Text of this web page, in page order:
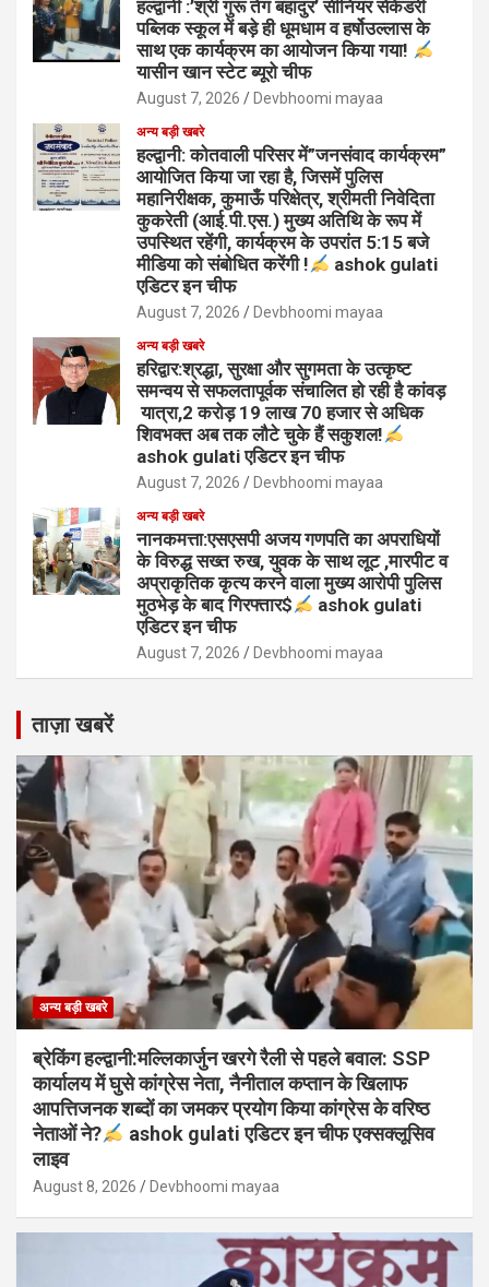
हल्द्वानी :’श्री गुरू तेग बहादुर’ सीनियर सेकेंडरी
पब्लिक स्कूल में बड़े ही धूमधाम व हर्षोउल्लास के
साथ एक कार्यक्रम का आयोजन किया गया!
यासीन खान स्टेट ब्यूरो चीफ
August 7, 2026 Devbhoomi mayaa
अन्य बड़ी खबरे
हल्द्वानी: कोतवाली परिसर में”जनसंवाद कार्यक्रम”
आयोजित किया जा रहा है, जिसमें पुलिस
महानिरीक्षक, कुमाऊँ परिक्षेत्र, श्रीमती निवेदिता
कुकरेती (आई.पी.एस.) मुख्य अतिथि के रूप में
उपस्थित रहेंगी, कार्यक्रम के उपरांत 5:15 बजे
मीडिया को संबोधित करेंगी !
ashok gulati
एडिटर इन चीफ
August 7, 2026 Devbhoomi mayaa
अन्य बड़ी खबरे
हरिद्वार:श्रद्धा, सुरक्षा और सुगमता के उत्कृष्ट
समन्वय से सफलतापूर्वक संचालित हो रही है कांवड़
यात्रा,2 करोड़ 19 लाख 70 हजार से अधिक
शिवभक्त अब तक लौटे चुके हैं सकुशल!
ashok gulati एडिटर इन चीफ
August 7, 2026 Devbhoomi mayaa
अन्य बड़ी खबरे
नानकमत्ता:एसएसपी अजय गणपति का अपराधियों
के विरुद्ध सख्त रुख, युवक के साथ लूट ,मारपीट व
अप्राकृतिक कृत्य करने वाला मुख्य आरोपी पुलिस
मुठभेड़ के बाद गिरफ्तार$
ashok gulati
एडिटर इन चीफ
August 7, 2026 Devbhoomi mayaa
ताज़ा खबरें
अन्य बड़ी खबरे
ब्रेकिंग हल्द्वानी:मल्लिकार्जुन खरगे रैली से पहले बवाल: SSP
कार्यालय में घुसे कांग्रेस नेता, नैनीताल कप्तान के खिलाफ
आपत्तिजनक शब्दों का जमकर प्रयोग किया कांग्रेस के वरिष्ठ
नेताओं ने?
ashok gulati एडिटर इन चीफ एक्सक्लूसिव
लाइव
August 8, 2026 Devbhoomi mayaa